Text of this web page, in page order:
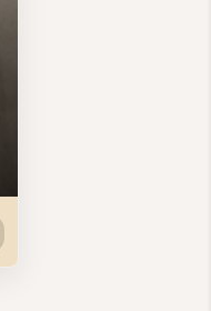
Produit indisponible